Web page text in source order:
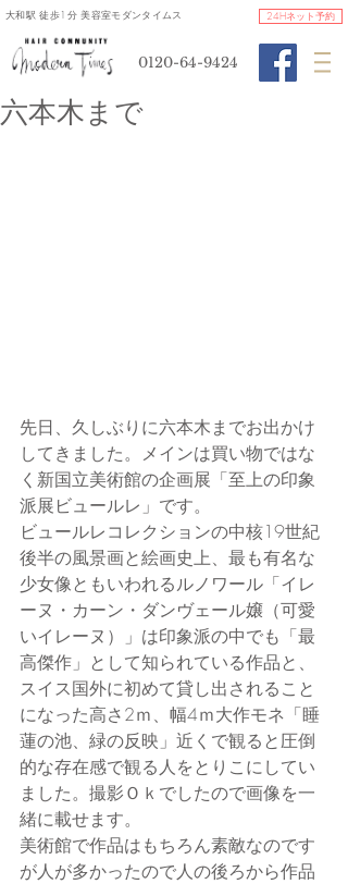
​大和駅 徒歩1分 美容室モダンタイムス
0120-64-9424
24Hネット予約
六本木まで
先日、久しぶりに六本木までお出かけ
してきました。メインは買い物ではな
く新国立美術館の企画展「至上の印象
派展ビュールレ」です。
ビュールレコレクションの中核19世紀
後半の風景画と絵画史上、最も有名な
少女像ともいわれるルノワール「イレ
ーヌ・カーン・ダンヴェール嬢（可愛
いイレーヌ）」は印象派の中でも「最
高傑作」として知られている作品と、
スイス国外に初めて貸し出されること
になった高さ2ｍ、幅4ｍ大作モネ「睡
蓮の池、緑の反映」近くで観ると圧倒
的な存在感で観る人をとりこにしてい
ました。撮影Ｏｋでしたので画像を一
緒に載せます。
美術館で作品はもちろん素敵なのです
が人が多かったので人の後ろから作品